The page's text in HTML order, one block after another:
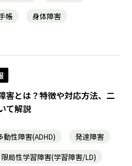
帳
身体障害
害とは？特徴や対応方法、二
て解説
動性障害(ADHD)
発達障害
限局性学習障害(学習障害/LD)